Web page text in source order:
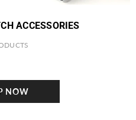
ACCESSORIES
NOW